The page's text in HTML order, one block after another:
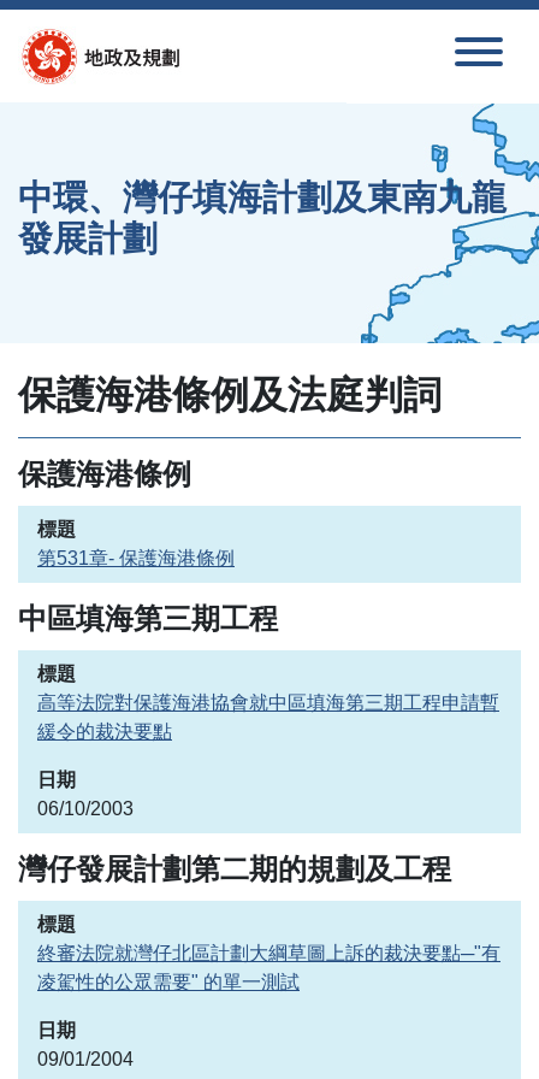
中環、灣仔填海計劃及東南九龍
發展計劃
保護海港條例及法庭判詞
保護海港條例
第531章- 保護海港條例
中區填海第三期工程
高等法院對保護海港協會就中區填海第三期工程申請暫
緩令的裁決要點
06/10/2003
灣仔發展計劃第二期的規劃及工程
終審法院就灣仔北區計劃大綱草圖上訴的裁決要點─"有
凌駕性的公眾需要" 的單一測試
09/01/2004